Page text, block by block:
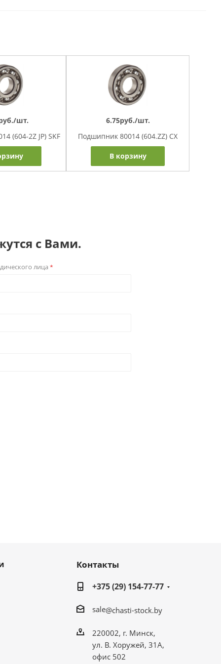
шт.
(604-2Z JP) SKF
6.75руб./шт.
Подшипник 80014 (604.ZZ) CX
В корзину
с Вами.
лица*
Контакты
+375 (29) 154-77-77
sale@chasti-stock.by
220002, г. Минск,
ул. В. Хоружей, 31А,
офис 502